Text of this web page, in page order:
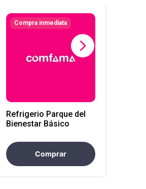
Refrigerio Parque del
Bienestar Básico
Comprar
Compra inmediata